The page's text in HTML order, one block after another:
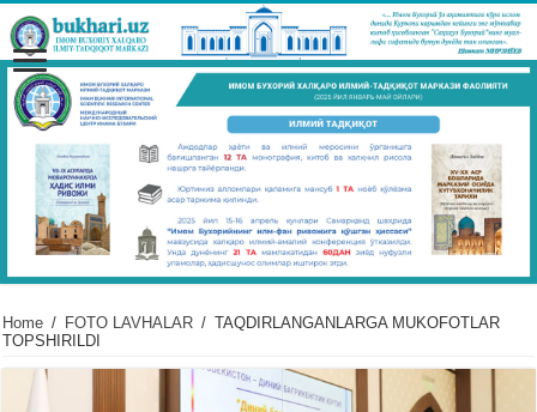
Home / FOTO LAVHALAR / TAQDIRLANGANLARGA MUKOFOTLAR
TOPSHIRILDI